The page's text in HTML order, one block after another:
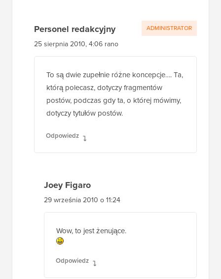
Personel redakcyjny
25 sierpnia 2010, 4:06 rano
To są dwie zupełnie różne koncepcje…. Ta,
którą polecasz, dotyczy fragmentów
postów, podczas gdy ta, o której mówimy,
dotyczy tytułów postów.
Odpowiedz
ADMINISTRATOR
Joey Figaro
29 września 2010 o 11:24
Wow, to jest żenujące.
Odpowiedz